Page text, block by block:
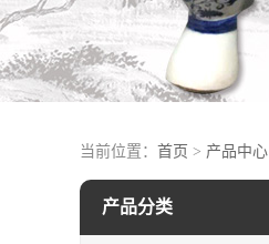
当前位置： 首页 > 产品中心
产品分类